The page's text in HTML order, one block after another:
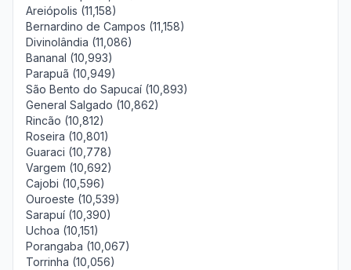
Areiópolis (11,158)
Bernardino de Campos (11,158)
Divinolândia (11,086)
Bananal (10,993)
Parapuã (10,949)
São Bento do Sapucaí (10,893)
General Salgado (10,862)
Rincão (10,812)
Roseira (10,801)
Guaraci (10,778)
Vargem (10,692)
Cajobi (10,596)
Ouroeste (10,539)
Sarapuí (10,390)
Uchoa (10,151)
Porangaba (10,067)
Torrinha (10,056)